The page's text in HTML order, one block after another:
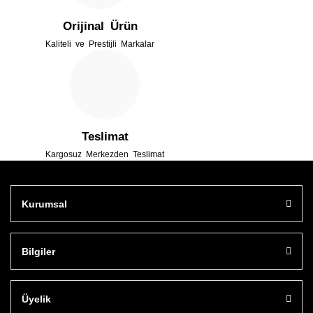
Orijinal Ürün
Kaliteli ve Prestijli Markalar
Teslimat
Kargosuz Merkezden Teslimat
Kurumsal
Bilgiler
Üyelik